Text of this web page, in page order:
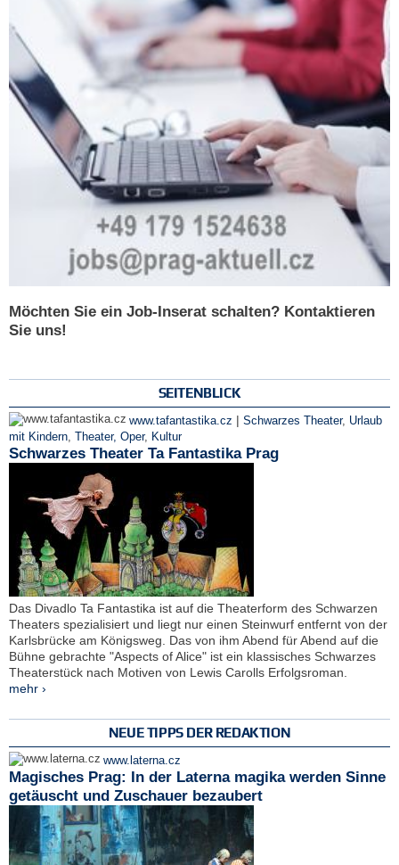
Möchten Sie ein Job-Inserat schalten? Kontaktieren
Sie uns!
SEITENBLICK
www.tafantastika.cz | Schwarzes Theater, Urlaub
mit Kindern Theater, Oper, Kultur
Schwarzes Theater Ta Fantastika Prag
Das Divadlo Ta Fantastika ist auf die Theaterform des Schwarzen
Theaters spezialisiert und liegt nur einen Steinwurf entfernt von der
Karlsbrücke am Königsweg. Das von ihm Abend für Abend auf die
Bühne gebrachte "Aspects of Alice" ist ein klassisches Schwarzes
Theaterstück nach Motiven von Lewis Carolls Erfolgsroman.
mehr ›
NEUE TIPPS DER REDAKTION
www.laterna.cz
Magisches Prag: In der Laterna magika werden Sinne
getäuscht und Zuschauer bezaubert